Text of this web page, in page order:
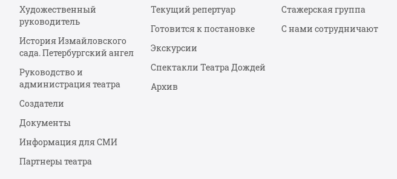
Художественный
руководитель
История Измайловского
сада. Петербургский ангел
Руководство и
администрация театра
Создатели
Документы
Информация для СМИ
Партнеры театра
Текущий репертуар
Готовится к постановке
Экскурсии
Спектакли Театра Дождей
Архив
Стажерская группа
С нами сотрудничают